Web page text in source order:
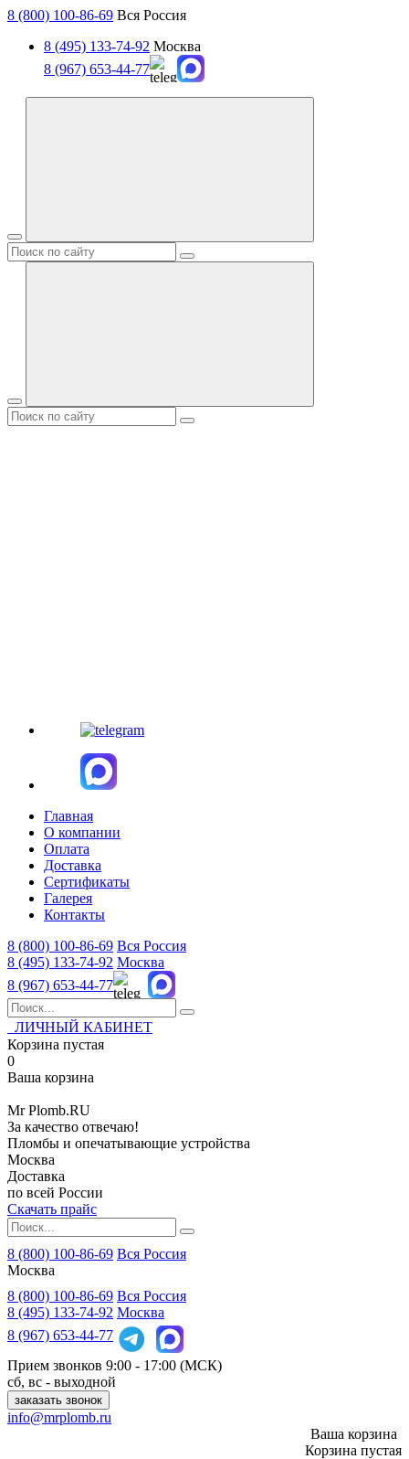
8 (800) 100-86-69 Вся Россия
8 (495) 133-74-92 Москва
8 (967) 653-44-77
Главная
О компании
Оплата
Доставка
Сертификаты
Галерея
Контакты
8 (800) 100-86-69 Вся Россия
8 (495) 133-74-92 Москва
8 (967) 653-44-77
ЛИЧНЫЙ КАБИНЕТ
Корзина пустая
0
Ваша корзина
MrPlomb.RU
За качество отвечаю!
Пломбы и опечатывающие устройства
Москва
Доставка
по всей России
Скачать прайс
8 (800) 100-86-69 Вся Россия
Москва
8 (800) 100-86-69 Вся Россия
8 (495) 133-74-92 Москва
8 (967) 653-44-77
Прием звонков 9:00 - 17:00 (МСК)
сб, вс - выходной
заказать звонок
info@mrplomb.ru
Ваша корзина
Корзина пустая